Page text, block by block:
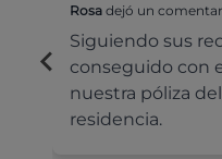
Rosa dejó un
Siguiendo sus
conseguido con
nuestra póliza
residencia.